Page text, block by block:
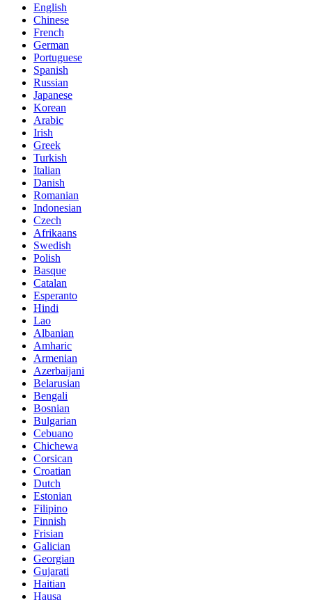
English
Chinese
French
German
Portuguese
Spanish
Russian
Japanese
Korean
Arabic
Irish
Greek
Turkish
Italian
Danish
Romanian
Indonesian
Czech
Afrikaans
Swedish
Polish
Basque
Catalan
Esperanto
Hindi
Lao
Albanian
Amharic
Armenian
Azerbaijani
Belarusian
Bengali
Bosnian
Bulgarian
Cebuano
Chichewa
Corsican
Croatian
Dutch
Estonian
Filipino
Finnish
Frisian
Galician
Georgian
Gujarati
Haitian
Hausa